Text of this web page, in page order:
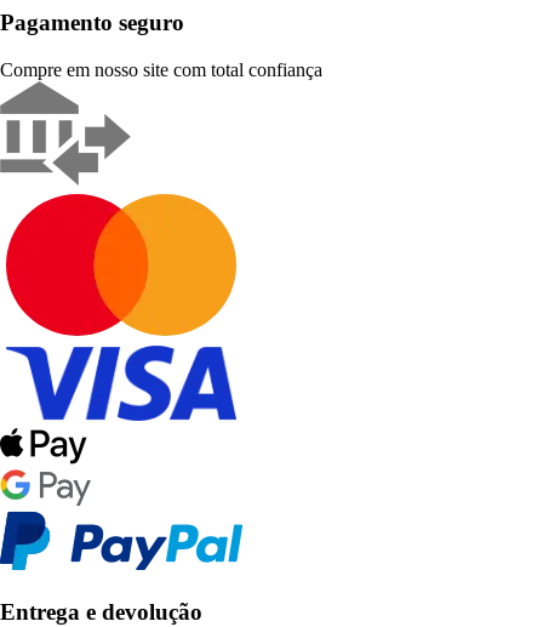
Pagamento seguro
Compre em nosso site com total confiança
Entrega e devolução